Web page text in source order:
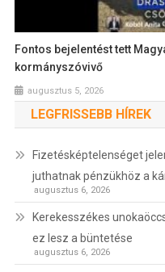
Fontos bejelentést tett
kormányszóvivő
augusztus 5, 2026
LEGFRISSEBB HÍREK
Fizetésképtelenséget
juthatnak pénzükhöz a
augusztus 6, 2026
Kerekesszékes
ez lesz a büntetése
augusztus 6, 2026